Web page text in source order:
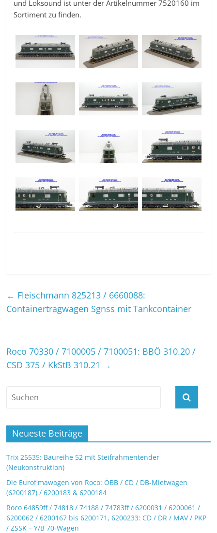
und Loksound ist unter der Artikelnummer 7520160 im
Sortiment zu finden.
← Fleischmann 825213 / 6660088:
Containertragwagen Sgnss mit Tankcontainer
Roco 70330 / 7100005 / 7100051: BBÖ 310.20 /
CSD 375 / KkStB 310.21 →
Neueste Beiträge
Trix 25535: Baureihe 52 mit Steifrahmentender
(Neukonstruktion)
Die Eurofimawagen von Roco: ÖBB / CD / DB-Mietwagen
(6200187) / 6200183 & 6200184
Roco 64859ff / 74818 / 74188 / 74783ff / 6200031 / 6200061 /
6200062 / 6200167 bis 6200171, 6200233: CD / DR / MAV / PKP
/ ZSSK – Y/B 70-Wagen